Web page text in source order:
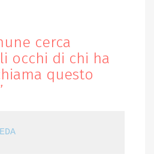
cerca
occhi di chi ha
questo